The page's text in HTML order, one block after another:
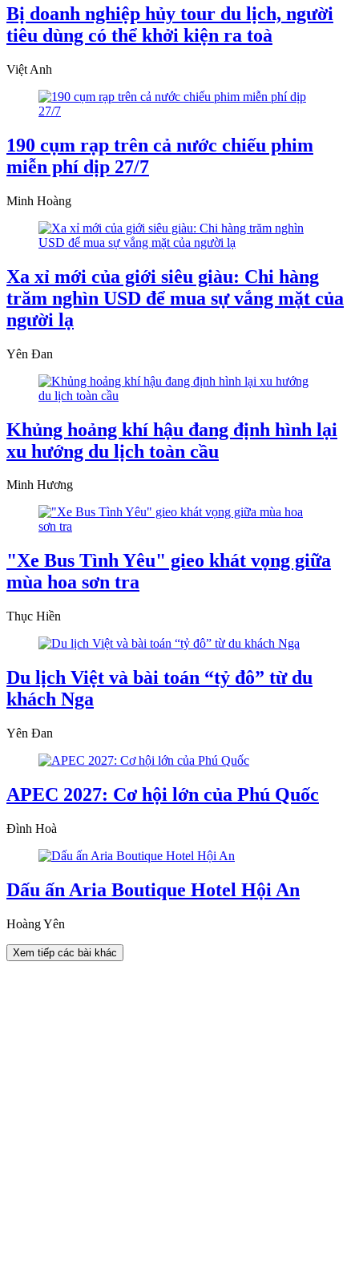
Bị doanh nghiệp hủy tour du lịch, người
tiêu dùng có thể khởi kiện ra toà
Việt Anh
190 cụm rạp trên cả nước chiếu phim
miễn phí dịp 27/7
Minh Hoàng
Xa xỉ mới của giới siêu giàu: Chi hàng
trăm nghìn USD để mua sự vắng mặt của
người lạ
Yên Đan
Khủng hoảng khí hậu đang định hình lại
xu hướng du lịch toàn cầu
Minh Hương
"Xe Bus Tình Yêu" gieo khát vọng giữa
mùa hoa sơn tra
Thục Hiền
Du lịch Việt và bài toán “tỷ đô” từ du
khách Nga
Yên Đan
APEC 2027: Cơ hội lớn của Phú Quốc
Đình Hoà
Dấu ấn Aria Boutique Hotel Hội An
Hoàng Yên
Xem tiếp các bài khác